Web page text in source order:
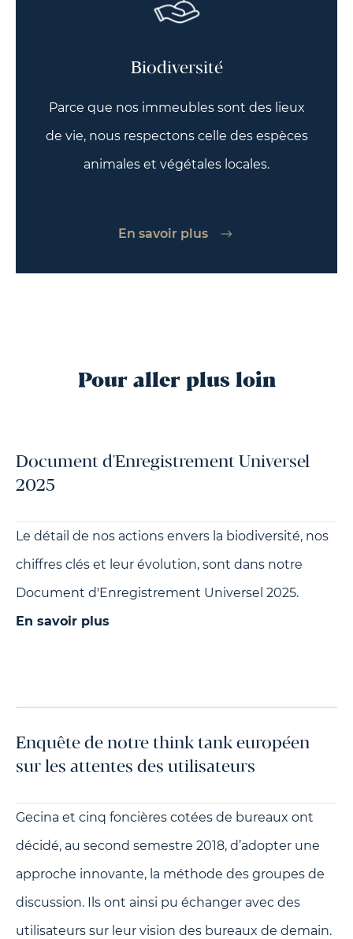
Biodiversité
Parce que nos immeubles sont des lieux
de vie, nous respectons celle des espèces
animales et végétales locales.
En savoir plus
Pour aller plus loin
Document d'Enregistrement Universel
2025
Le détail de nos actions envers la biodiversité, nos
chiffres clés et leur évolution, sont dans notre
Document d'Enregistrement Universel 2025.
En savoir plus
Enquête de notre think tank européen
sur les attentes des utilisateurs
Gecina et cinq foncières cotées de bureaux ont
décidé, au second semestre 2018, d’adopter une
approche innovante, la méthode des groupes de
discussion. Ils ont ainsi pu échanger avec des
utilisateurs sur leur vision des bureaux de demain.